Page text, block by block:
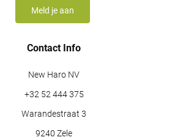
Contact Info
New Haro NV
+32 52 444 375
Warandestraat 3
9240 Zele